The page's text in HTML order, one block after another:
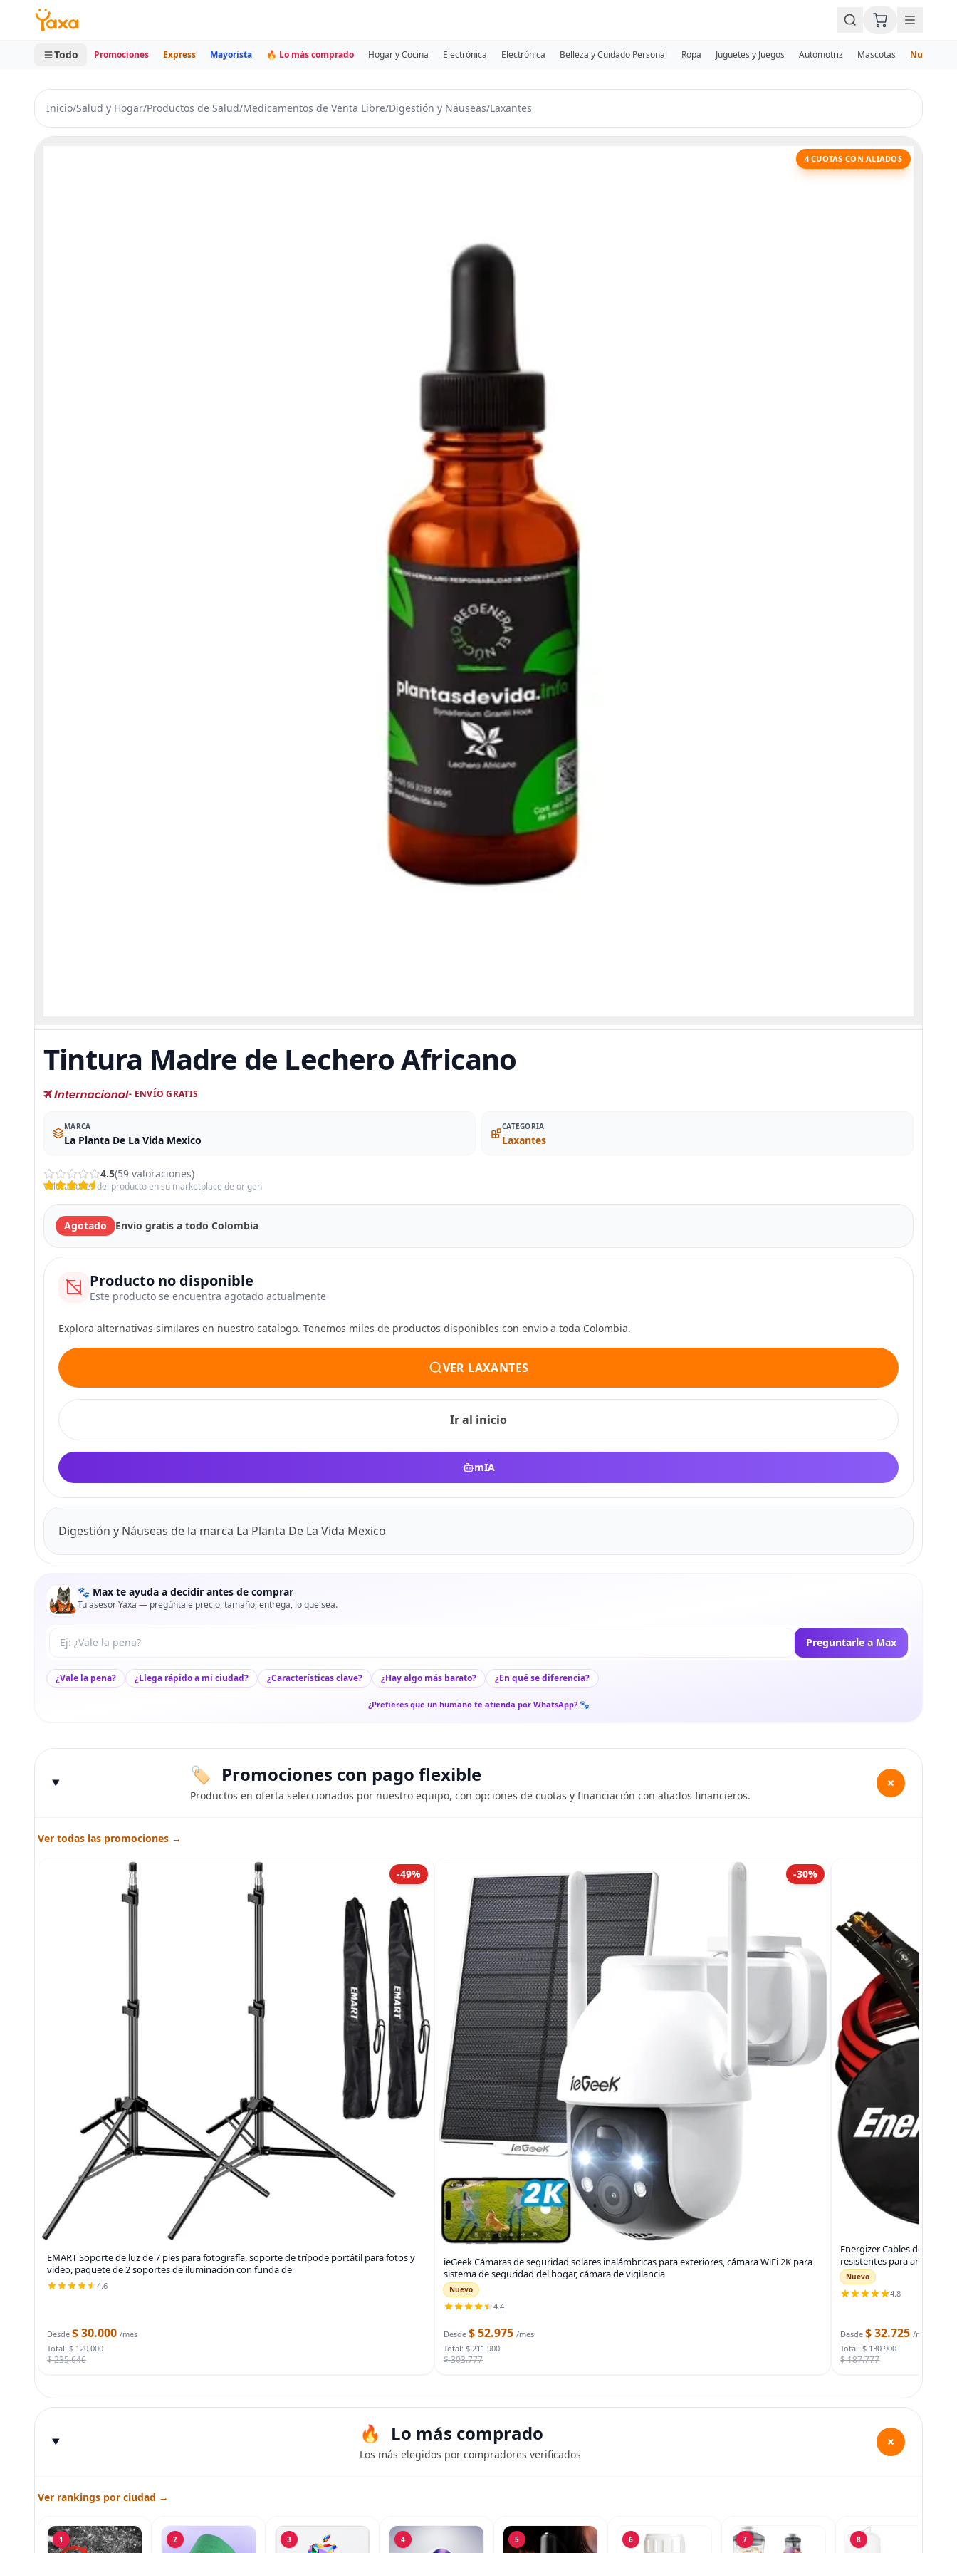
MINI CARRITO
0 productos
Todo Promociones Express Mayorista 🔥 Lo más comprado Hogar y Cocina Electrónica Electrónica Belleza y Cuidado Personal Ropa Juguetes y Juegos Automotriz Mascotas Nuevos
Inicio/Salud y Hogar/Productos de Salud/Medicamentos de Venta Libre/Digestión y Náuseas/Laxantes
4 CUOTAS CON ALIADOS
Tintura Madre de Lechero Africano
- ENVÍO GRATIS
MARCA
La Planta De La Vida Mexico
CATEGORIA
Laxantes
4.5(59 valoraciones)
Valoraciones del producto en su marketplace de origen
Agotado Envio gratis a todo Colombia
Producto no disponible
Este producto se encuentra agotado actualmente
Explora alternativas similares en nuestro catalogo. Tenemos miles de productos disponibles con envio a toda Colombia.
VER LAXANTES
Ir al inicio
mIA
Digestión y Náuseas de la marca La Planta De La Vida Mexico
🐾 Max te ayuda a decidir antes de comprar
Tu asesor Yaxa — pregúntale precio, tamaño, entrega, lo que sea.
Tu pregunta a Max Preguntarle a Max
¿Vale la pena? ¿Llega rápido a mi ciudad? ¿Características clave? ¿Hay algo más barato? ¿En qué se diferencia?
¿Prefieres que un humano te atienda por WhatsApp? 🐾
Promociones con pago flexible
Productos en oferta seleccionados por nuestro equipo, con opciones de cuotas y financiación con aliados financieros.
+
Ver todas las promociones →
-49%
EMART Soporte de luz de 7 pies para fotografía, soporte de trípode portátil para fotos y
video, paquete de 2 soportes de iluminación con funda de
4.6
Desde $ 30.000 /mes
Total: $ 120.000
$ 235.646
-30%
ieGeek Cámaras de seguridad solares inalámbricas para exteriores, cámara WiFi 2K para
sistema de seguridad del hogar, cámara de vigilancia
Nuevo
4.4
Desde$ 52.975/mes
Total: $ 211.900
$ 303.777
Energizer Cables de
resistentes para arrancar
Nuevo
4.8
Desde$ 32.725/mes
Total: $ 130.900
$ 187.777
Lo más comprado
Los más elegidos por compradores verificados
+
Ver rankings por ciudad →
1 2 3 4 5 6 7 8